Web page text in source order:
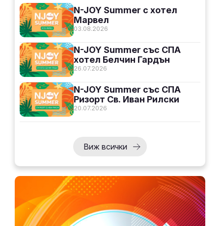
03.08.2026
N-JOY Summer с хотел
Марвел
26.07.2026
N-JOY Summer със СПА
хотел Белчин Гардън
20.07.2026
N-JOY Summer със СПА
Ризорт Св. Иван Рилски
Виж всички